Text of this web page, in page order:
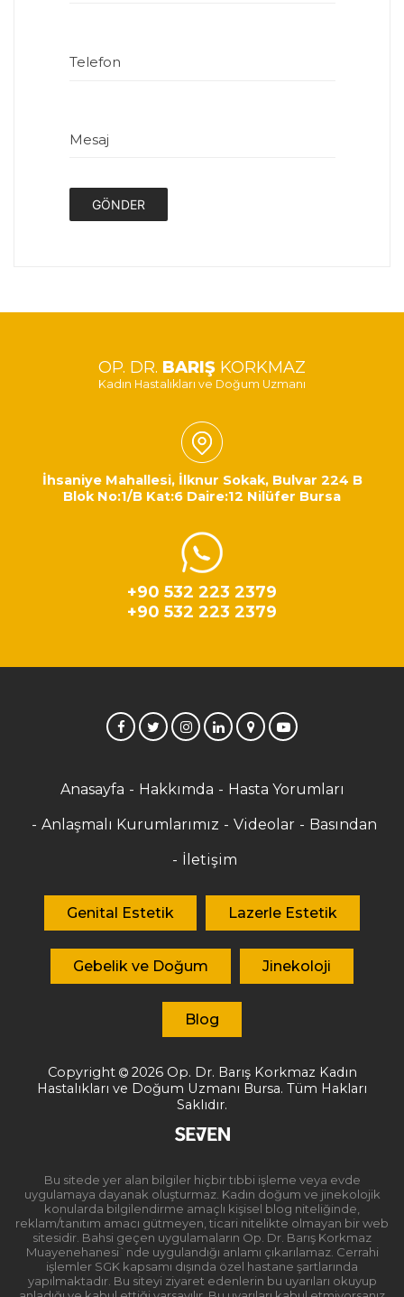
Telefon
Mesaj
GÖNDER
OP. DR. BARIŞ KORKMAZ
Kadın Hastalıkları ve Doğum Uzmanı
İhsaniye Mahallesi, İlknur Sokak, Bulvar 224 B
Blok No:1/B Kat:6 Daire:12 Nilüfer Bursa
+90 532 223 2379
+90 532 223 2379
Anasayfa Hakkımda Hasta Yorumları
Anlaşmalı Kurumlarımız Videolar Basından
İletişim
Genital Estetik Lazerle Estetik
Gebelik ve Doğum Jinekoloji
Blog
Copyright 2026 Op. Dr. Barış Korkmaz Kadın
Hastalıkları ve Doğum Uzmanı Bursa. Tüm Hakları
Saklıdır.
Bu sitede yer alan bilgiler hiçbir tıbbi işleme veya evde
uygulamaya dayanak oluşturmaz. Kadın doğum ve jinekolojik
konularda bilgilendirme amaçlı kişisel blog niteliğinde,
reklam/tanıtım amacı gütmeyen, ticari nitelikte olmayan bir web
sitesidir. Bahsi geçen uygulamaların Op. Dr. Barış Korkmaz
Muayenehanesi`nde uygulandığı anlamı çıkarılamaz. Cerrahi
işlemler SGK kapsamı dışında özel hastane şartlarında
yapılmaktadır. Bu siteyi ziyaret edenlerin bu uyarıları okuyup